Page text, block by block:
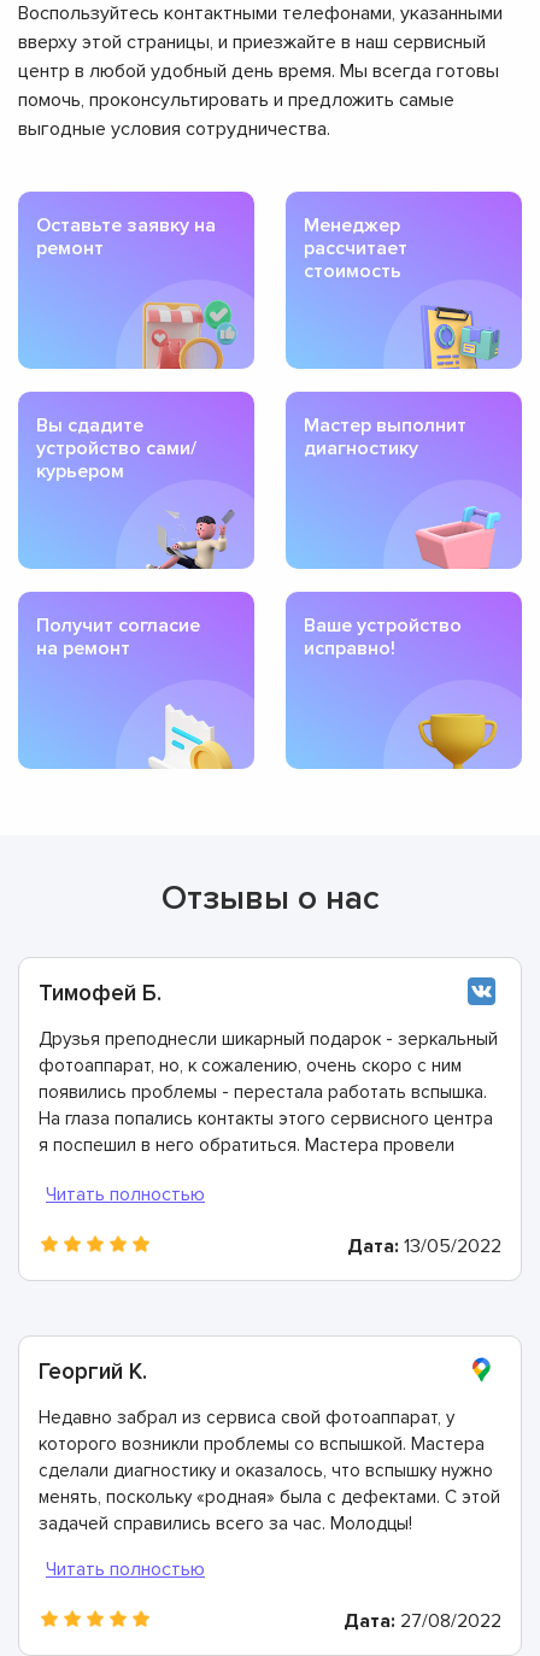
Воспользуйтесь контактными телефонами, указанными
вверху этой страницы, и приезжайте в наш сервисный
центр в любой удобный день время. Мы всегда готовы
помочь, проконсультировать и предложить самые
выгодные условия сотрудничества.
Оставьте заявку на
ремонт
Менеджер
рассчитает
стоимость
Вы сдадите
устройство сами/
курьером
Мастер выполнит
диагностику
Получит согласие
на ремонт
Ваше устройство
исправно!
Отзывы о нас
Тимофей Б.
Друзья преподнесли шикарный подарок - зеркальный
фотоаппарат, но, к сожалению, очень скоро с ним
появились проблемы - перестала работать вспышка.
На глаза попались контакты этого сервисного центра
я поспешил в него обратиться. Мастера провели
плате вспышки, которую необходимо заменить.
спасибо!
Дата: 13/05/2022
Георгий К.
Недавно забрал из сервиса свой фотоаппарат, у
которого возникли проблемы со вспышкой. Мастера
сделали диагностику и оказалось, что вспышку нужно
менять, поскольку «родная» была с дефектами. С этой
задачей справились всего за час. Молодцы!
Дата: 27/08/2022